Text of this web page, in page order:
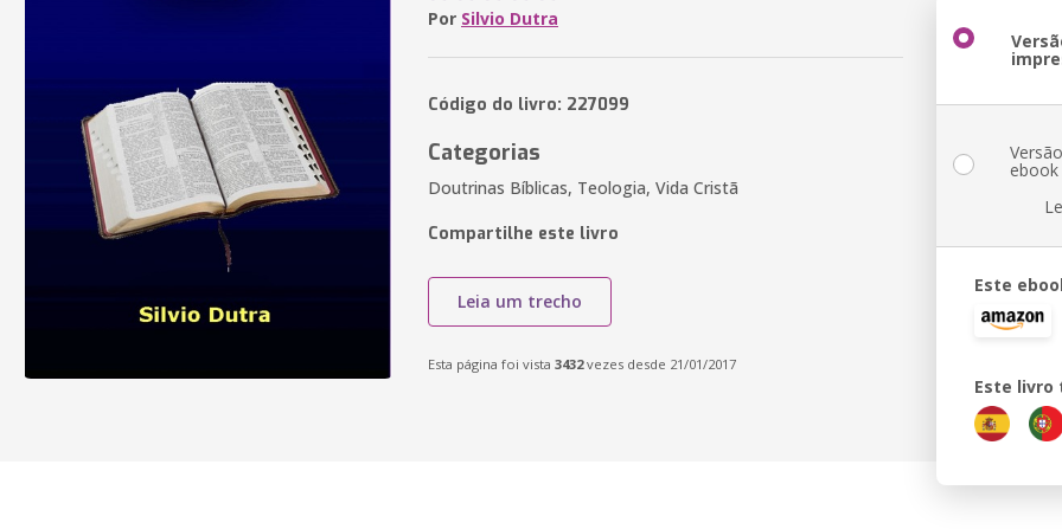
Por Silvio Dutra
Código do livro: 227099
Categorias
Doutrinas Bíblicas, Teologia, Vida Cristã
Compartilhe este livro
Leia um trecho
Esta página foi vista 3432vezes desde 21/01/2017
Versão
ebook
Este
Este livro